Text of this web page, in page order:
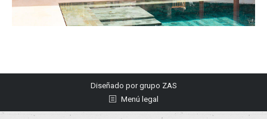
Diseñado porgrupo ZAS
Menú legal